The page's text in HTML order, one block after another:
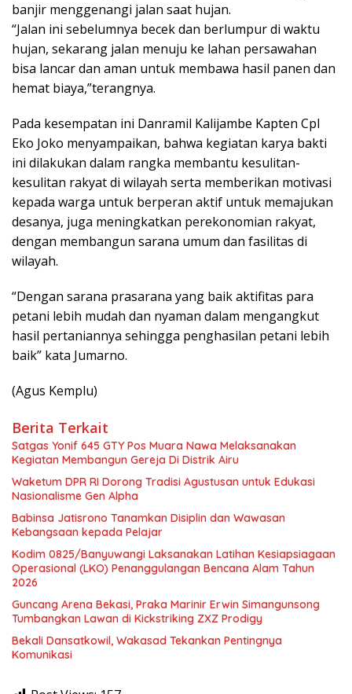
banjir menggenangi jalan saat hujan.
“Jalan ini sebelumnya becek dan berlumpur di waktu
hujan, sekarang jalan menuju ke lahan persawahan
bisa lancar dan aman untuk membawa hasil panen dan
hemat biaya,”terangnya.
Pada kesempatan ini Danramil Kalijambe Kapten Cpl
Eko Joko menyampaikan, bahwa kegiatan karya bakti
ini dilakukan dalam rangka membantu kesulitan-
kesulitan rakyat di wilayah serta memberikan motivasi
kepada warga untuk berperan aktif untuk memajukan
desanya, juga meningkatkan perekonomian rakyat,
dengan membangun sarana umum dan fasilitas di
wilayah.
“Dengan sarana prasarana yang baik aktifitas para
petani lebih mudah dan nyaman dalam mengangkut
hasil pertaniannya sehingga penghasilan petani lebih
baik” kata Jumarno.
(Agus Kemplu)
Berita Terkait
Satgas Yonif 645 GTY Pos Muara Nawa Melaksanakan
Kegiatan Membangun Gereja Di Distrik Airu
Waketum DPR RI Dorong Tradisi Agustusan untuk Edukasi
Nasionalisme Gen Alpha
Babinsa Jatisrono Tanamkan Disiplin dan Wawasan
Kebangsaan kepada Pelajar
Kodim 0825/Banyuwangi Laksanakan Latihan Kesiapsiagaan
Operasional (LKO) Penanggulangan Bencana Alam Tahun
2026
Guncang Arena Bekasi, Praka Marinir Erwin Simangunsong
Tumbangkan Lawan di Kickstriking ZXZ Prodigy
Bekali Dansatkowil, Wakasad Tekankan Pentingnya
Komunikasi